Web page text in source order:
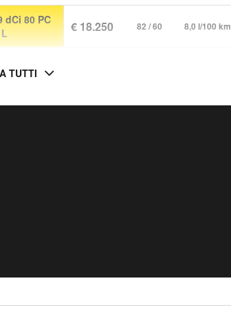
dCi 80 PC
€ 18.250 82 / 60 8,0 l/100 km
TUTTI